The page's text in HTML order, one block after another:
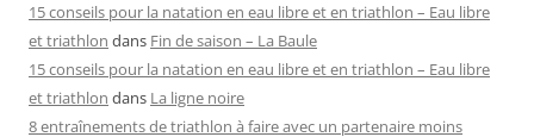
15 conseils pour la natation en eau libre et en triathlon – Eau libre
et triathlon dans Fin de saison – La Baule
15 conseils pour la natation en eau libre et en triathlon – Eau libre
et triathlon dans La ligne noire
8 entraînements de triathlon à faire avec un partenaire moins